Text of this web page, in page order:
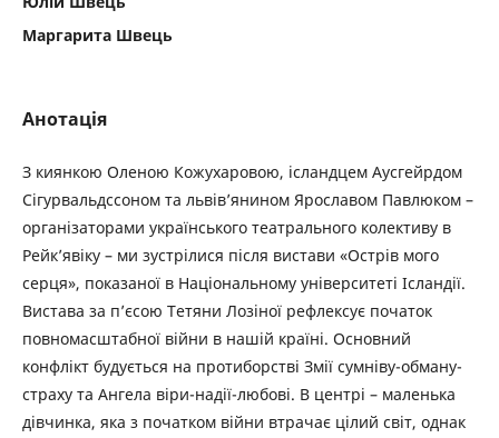
Маргарита Швець
Анотація
З киянкою Оленою Кожухаровою, ісландцем Аусгейрдом
Сігурвальдссоном та львів’янином Ярославом Павлюком –
організаторами українського театрального колективу в
Рейк’явіку – ми зустрілися після вистави «Острів мого
серця», показаної в Національному університеті Ісландії.
Вистава за п’єсою Тетяни Лозіної рефлексує початок
повномасштабної війни в нашій країні. Основний
конфлікт будується на протиборстві Змії сумніву-обману-
страху та Ангела віри-надії-любові. В центрі – маленька
дівчинка, яка з початком війни втрачає цілий світ, однак